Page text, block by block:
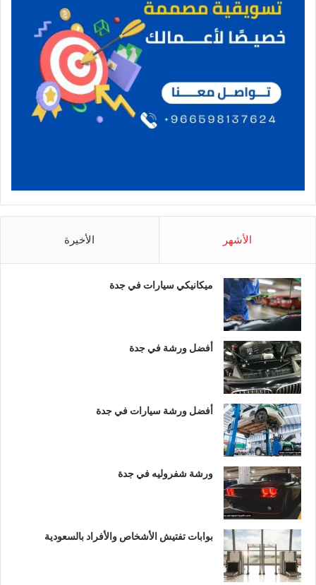
الأشهر الأخيرة
ميكانيكي سيارات في جدة
أفضل ورشة في جدة
أفضل ورشة سيارات في جدة
ورشة شفروليه في جدة
بوابات تفتيش الأشخاص والأفراد بالسعودية